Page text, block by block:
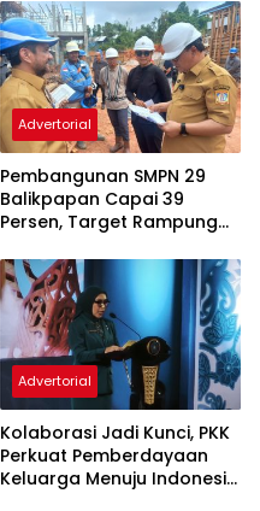
Advertorial
Pembangunan SMPN 29
Balikpapan Capai 39
Persen, Target Rampung
Advertorial
Kolaborasi Jadi Kunci, PKK
Perkuat Pemberdayaan
Keluarga Menuju Indonesia